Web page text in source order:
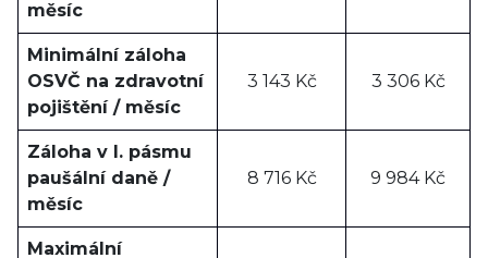
měsíc
Minimální záloha
OSVČ na zdravotní
pojištění / měsíc
3 143 Kč 3 306 Kč
Záloha v I. pásmu
paušální daně /
měsíc
8 716 Kč 9 984 Kč
Maximální